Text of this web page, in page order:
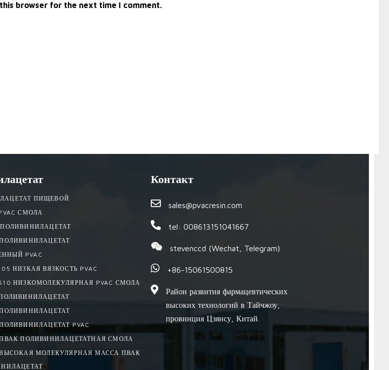
browser for the next time I comment.
ПИЩЕВОЙ
СМОЛА
ПОЛИВИНИЛАЦЕТАТ
ПОЛИВИНИЛАЦЕТАТ
PVAC
НИЗКАЯ ВЯЗКОСТЬ PVAC
НИЗКОМОЛЕКУЛЯРНАЯ PVAC СМОЛА
ПОЛИВИНИЛАЦЕТАТ
ПОЛИВИНИЛАЦЕТАТ
PVAC
ПВАК ПОЛИВИНИЛАЦЕТАТНАЯ СМОЛА
ВЫСОКАЯ МОЛЕКУЛЯРНАЯ МАССА ПВАК
Контакт
sales@pvacresin.com
tel: 008613151041667
stevenccd (Wechat, Telegram)
+86-15061500815
Район развития фармацевтических
высоких технологий в Тайчжоу,
провинция Цзянсу, Китай.